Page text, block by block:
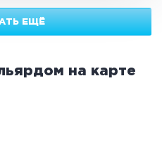
ЕЩЁ
на карте